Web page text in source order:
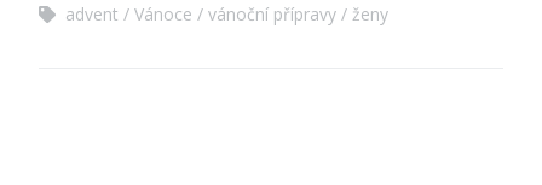
advent
Vánoce vánoční přípravy ženy